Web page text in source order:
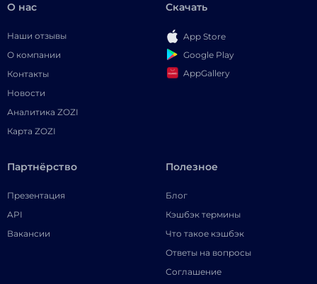
О нас
Наши отзывы
О компании
Контакты
Новости
Аналитика ZOZI
Карта ZOZI
Скачать
App Store
Google Play
AppGallery
Партнёрство
Презентация
API
Вакансии
Полезное
Блог
Кэшбэк термины
Что такое кэшбэк
Ответы на вопросы
Соглашение